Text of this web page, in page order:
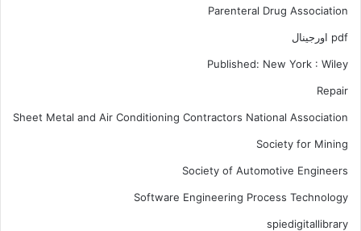
Parenteral Drug Association
pdf اورجینال
Published: New York : Wiley
Repair
Sheet Metal and Air Conditioning Contractors National Association
Society for Mining
Society of Automotive Engineers
Software Engineering Process Technology
spiedigitallibrary